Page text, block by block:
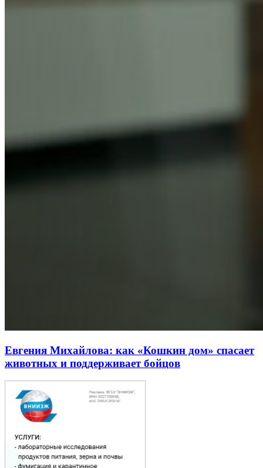
Евгения Михайлова: как «Кошкин дом» спасает
животных и поддерживает бойцов